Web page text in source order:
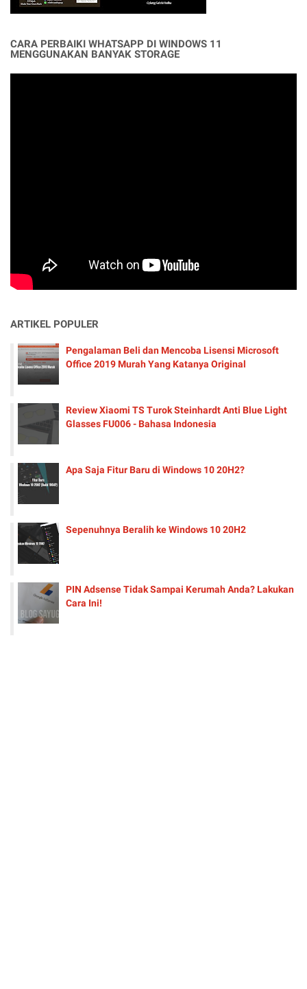
CARA PERBAIKI WHATSAPP DI WINDOWS 11
MENGGUNAKAN BANYAK STORAGE
ARTIKEL POPULER
Pengalaman Beli dan Mencoba Lisensi Microsoft
Office 2019 Murah Yang Katanya Original
Review Xiaomi TS Turok Steinhardt Anti Blue Light
Glasses FU006 - Bahasa Indonesia
Apa Saja Fitur Baru di Windows 10 20H2?
Sepenuhnya Beralih ke Windows 10 20H2
PIN Adsense Tidak Sampai Kerumah Anda? Lakukan
Cara Ini!